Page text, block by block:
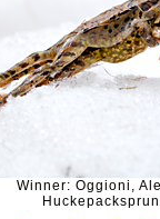
Winner: Oggioni,